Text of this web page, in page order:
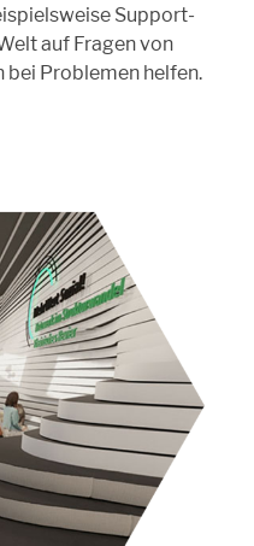
Support-
auf Fragen von
bei Problemen helfen.